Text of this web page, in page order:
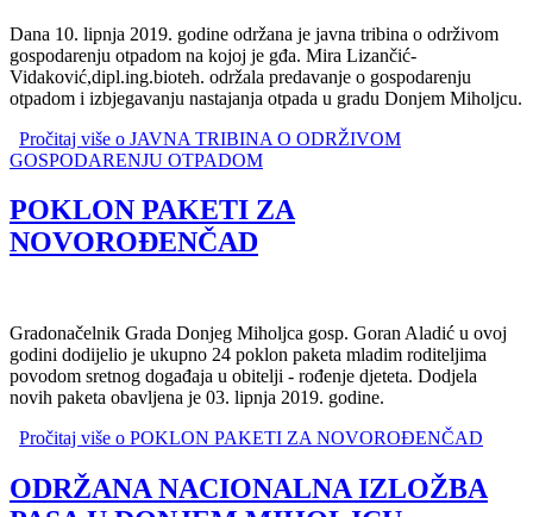
Dana 10. lipnja 2019. godine održana je javna tribina o održivom
gospodarenju otpadom na kojoj je gđa. Mira Lizančić-
Vidaković,dipl.ing.bioteh. održala predavanje o gospodarenju
otpadom i izbjegavanju nastajanja otpada u gradu Donjem Miholjcu.
Pročitaj više o JAVNA TRIBINA O ODRŽIVOM
GOSPODARENJU OTPADOM
POKLON PAKETI ZA
NOVOROĐENČAD
Gradonačelnik Grada Donjeg Miholjca gosp. Goran Aladić u ovoj
godini dodijelio je ukupno 24 poklon paketa mladim roditeljima
povodom sretnog događaja u obitelji - rođenje djeteta. Dodjela
novih paketa obavljena je 03. lipnja 2019. godine.
Pročitaj više o POKLON PAKETI ZA NOVOROĐENČAD
ODRŽANA NACIONALNA IZLOŽBA